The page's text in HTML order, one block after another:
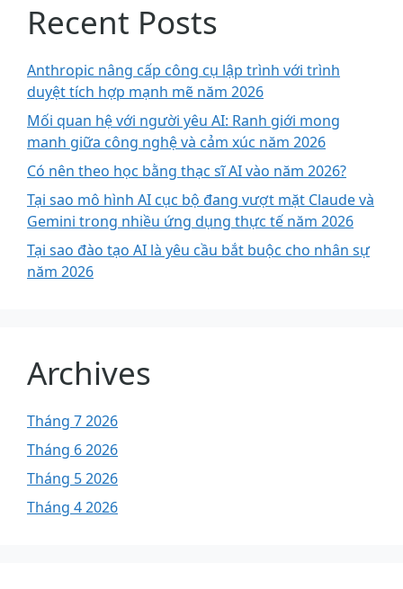
Recent Posts
Anthropic nâng cấp công cụ lập trình với trình
duyệt tích hợp mạnh mẽ năm 2026
Mối quan hệ với người yêu AI: Ranh giới mong
manh giữa công nghệ và cảm xúc năm 2026
Có nên theo học bằng thạc sĩ AI vào năm 2026?
Tại sao mô hình AI cục bộ đang vượt mặt Claude và
Gemini trong nhiều ứng dụng thực tế năm 2026
Tại sao đào tạo AI là yêu cầu bắt buộc cho nhân sự
năm 2026
Archives
Tháng 7 2026
Tháng 6 2026
Tháng 5 2026
Tháng 4 2026